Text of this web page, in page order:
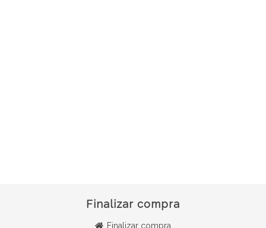
Finalizar compra
Finalizar compra